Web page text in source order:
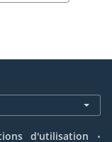
d'utilisation .